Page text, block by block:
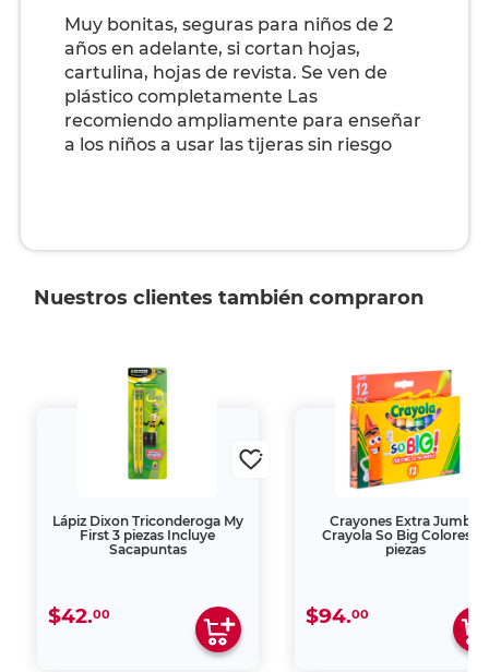
Muy bonitas, seguras para niños de 2
años en adelante, si cortan hojas,
cartulina, hojas de revista. Se ven de
plástico completamente Las
recomiendo ampliamente para enseñar
a los niños a usar las tijeras sin riesgo
Nuestros clientes también compraron
Lápiz Dixon Triconderoga My
First 3 piezas Incluye
Sacapuntas
$42.00
Crayones Extra Jumbo
Crayola So Big Colores 12
piezas
$94.00